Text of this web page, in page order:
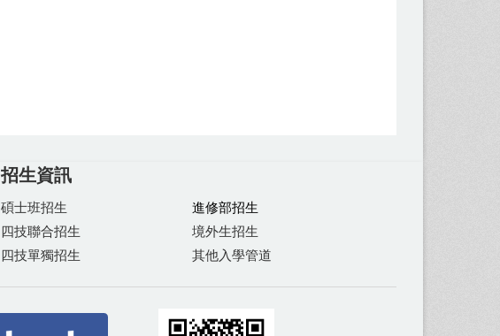
招生資訊
碩士班招生
四技聯合招生
四技單獨招生
進修部招生
境外生招生
其他入學管道